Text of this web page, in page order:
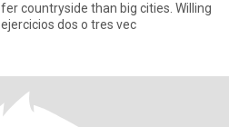
countryside than big cities. Willing
dos o tres vec